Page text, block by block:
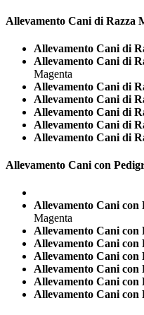
Allevamento Cani di Razza
Allevamento Cani di
Allevamento Cani di
Magenta
Allevamento Cani di
Allevamento Cani di
Allevamento Cani di
Allevamento Cani di
Allevamento Cani di
Allevamento Cani con
Allevamento Cani con
Magenta
Allevamento Cani con
Allevamento Cani con
Allevamento Cani con
Allevamento Cani con
Allevamento Cani con
Allevamento Cani con